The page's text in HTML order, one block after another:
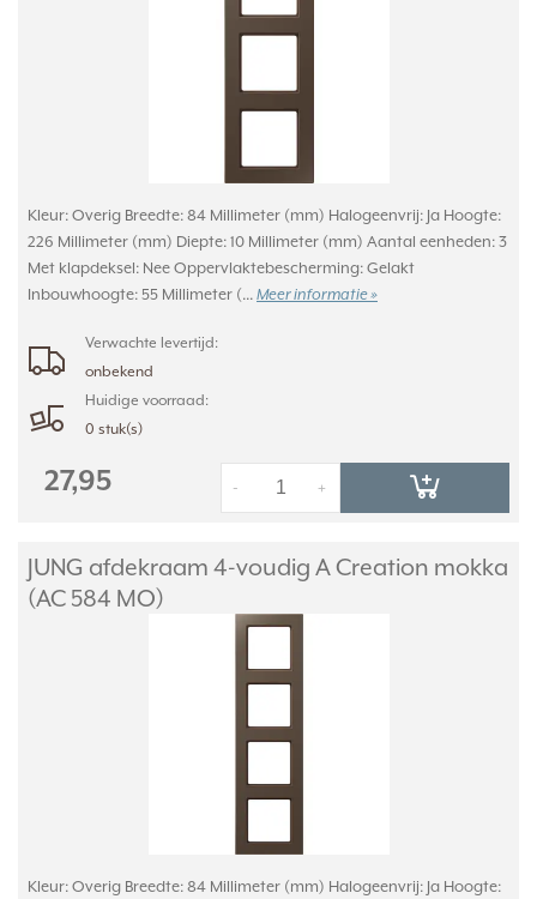
Kleur: Overig Breedte: 84 Millimeter (mm) Halogeenvrij: Ja Hoogte:
226 Millimeter (mm) Diepte: 10 Millimeter (mm) Aantal eenheden: 3
Met klapdeksel: Nee Oppervlaktebescherming: Gelakt
Inbouwhoogte: 55 Millimeter (... Meer informatie »
Verwachte levertijd:
onbekend
Huidige voorraad:
0 stuk(s)
27,95 +
-
JUNG afdekraam 4-voudig A Creation mokka
(AC 584 MO)
Kleur: Overig Breedte: 84 Millimeter (mm) Halogeenvrij: Ja Hoogte: